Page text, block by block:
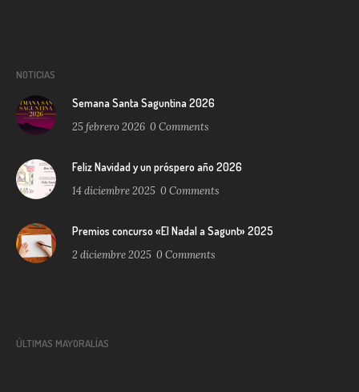
NOTICIAS
Semana Santa Saguntina 2026
25 febrero 2026 0 Comments
Feliz Navidad y un próspero año 2026
14 diciembre 2025 0 Comments
Premios concurso «El Nadal a Sagunt» 2025
2 diciembre 2025 0 Comments
ÚLTIMAS MAYORALÍAS